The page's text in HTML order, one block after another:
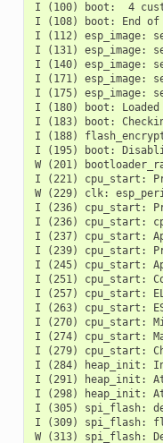
I (100) boot:  4
I (108) boot: End
I (112) esp_image:
I (131) esp_image:
I (140) esp_image:
I (171) esp_image:
I (175) esp_image:
I (180) boot:
I (183) boot:
I (188)
I (195) boot:
W (201)
I (221) cpu_start:
W (229) clk:
I (236) cpu_start:
I (236) cpu_start:
I (237) cpu_start:
I (239) cpu_start:
I (245) cpu_start:
I (251) cpu_start:
I (257) cpu_start:
I (263) cpu_start:
I (270) cpu_start:
I (274) cpu_start:
I (279) cpu_start:
I (284) heap_init:
I (291) heap_init: At
I (298) heap_init: At
I (305) spi_flash:
I (309) spi_flash:
W (313) spi_flash: